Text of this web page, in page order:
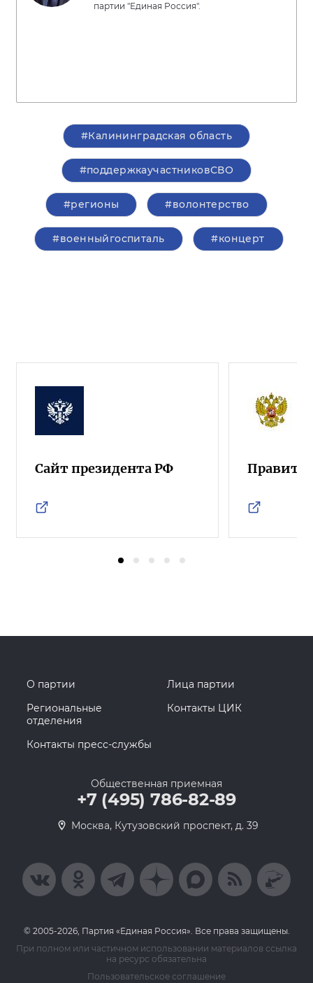
партии "Единая Россия".
#Калининградская область
#поддержкаучастниковСВО
#регионы #волонтерство
#военныйгоспиталь #концерт
Сайт президента РФ
О партии
Лица партии
Региональные
отделения
Контакты ЦИК
Контакты пресс-службы
Общественная приемная
+7 (495) 786-82-89
Москва, Кутузовский проспект, д. 39
© 2005-2026, Партия «Единая Россия». Все права защищены.
При полном или частичном использовании материалов ссылка
на ресурс обязательна
Пользовательское соглашение